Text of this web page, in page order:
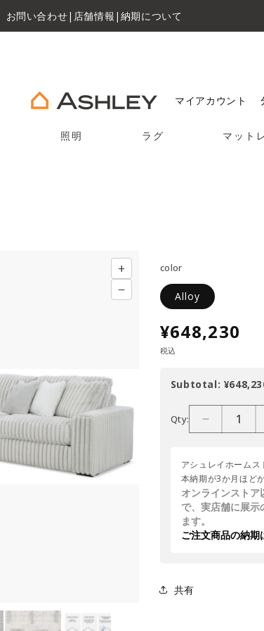
お問い合わせ| 店舗情報 | 納期について
マイアカウント
照明 ラグ マット
+
−
color
Alloy
¥648,230
税込
Subtotal:
Qty:
アシュレイホーム
本納期が3か月ほど
オンラインスト
で、実店舗に展示
ます。
ご注文商品の納期
共有